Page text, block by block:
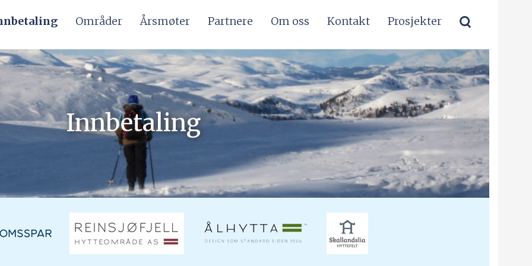
Områder Årsmøter Partnere Om oss Kontakt Prosjekter
Innbetaling